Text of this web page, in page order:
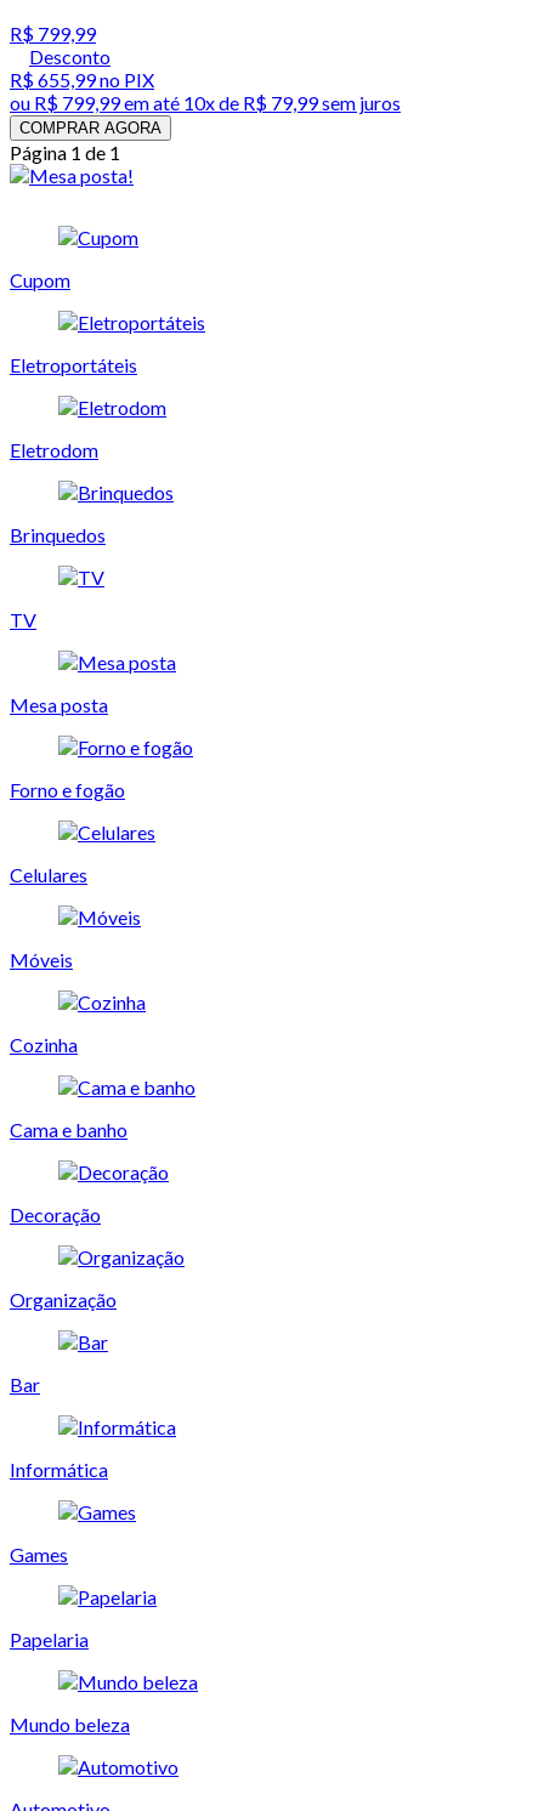
R$ 799,99
Desconto
R$ 655,99no PIX
ou R$ 799,99em até 10x de R$ 79,99 sem juros
COMPRAR AGORA
Página 1 de 1
Cupom
Eletroportáteis
Eletrodom
Brinquedos
TV
Mesa posta
Forno e fogão
Celulares
Móveis
Cozinha
Cama e banho
Decoração
Organização
Bar
Informática
Games
Papelaria
Mundo beleza